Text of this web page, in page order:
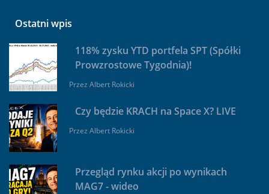
Ostatni wpis
118% zysku YTD portfela SPT (Spółki
Prowzrostowe Tygodnia)!
Przez Albert Rokicki
Czy będzie KRACH na Space X? LIVE
Przez Albert Rokicki
Przegląd rynku akcji po wynikach
MAG7 - wideo